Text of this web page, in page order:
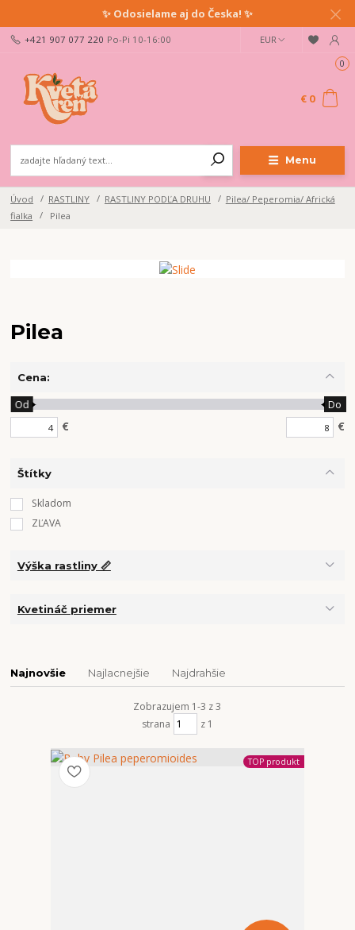
✨ Odosielame aj do Česka! ✨
Menu
EUR
+421 907 077 220 Po-Pi 10-16:00
0
€ 0
Úvod RASTLINY RASTLINY PODĽA DRUHU
Pilea/ Peperomia/ Africká
fialka
Pilea
Pilea
Cena:
€
Od Do
€
Štítky
Skladom
ZĽAVA
Výška rastliny 📏
Kvetináč priemer
Najnovšie Najlacnejšie Najdrahšie
Zobrazujem 1-3 z 3
strana
z 1
TOP produkt